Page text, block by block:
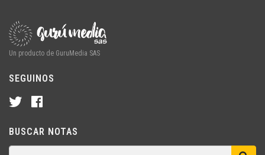
Un producto de GuruMedia SAS
SEGUINOS
BUSCAR NOTAS